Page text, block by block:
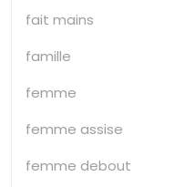
fait mains
famille
femme
femme assise
femme debout